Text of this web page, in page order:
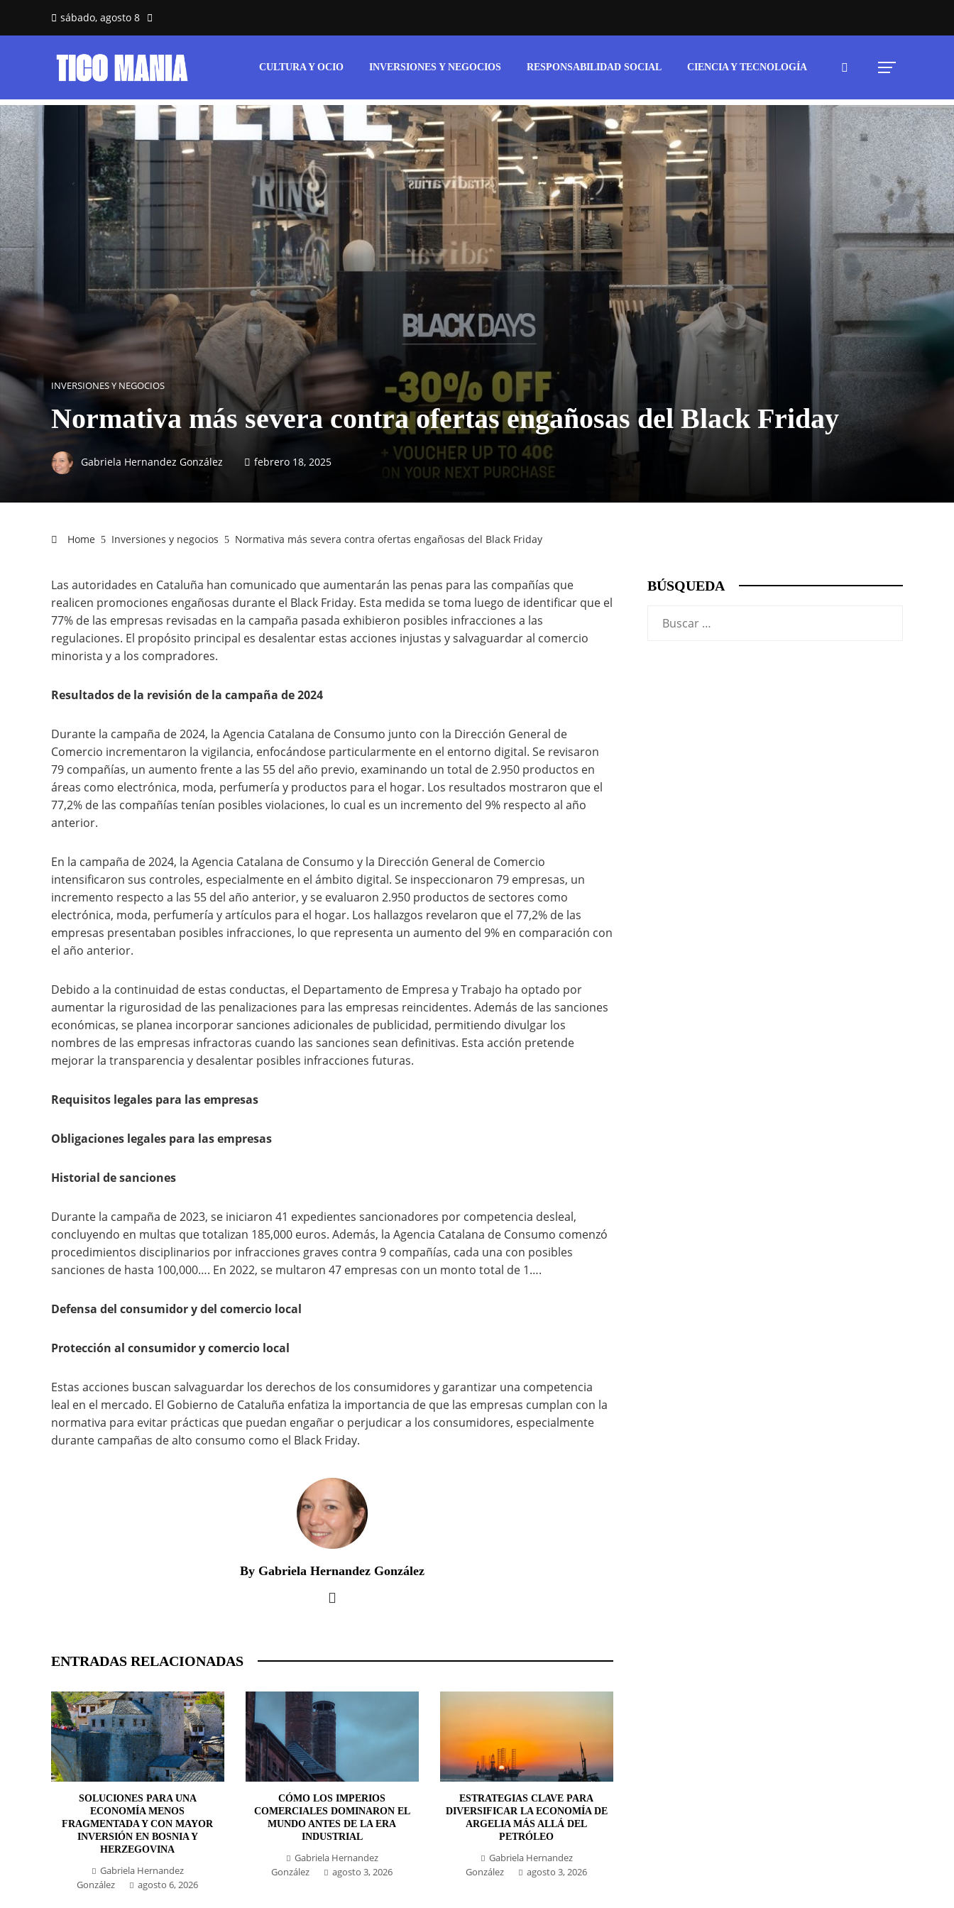
sábado, agosto 8
CULTURA Y OCIO INVERSIONES Y NEGOCIOS RESPONSABILIDAD SOCIAL CIENCIA Y TECNOLOGÍA
INVERSIONES Y NEGOCIOS
Normativa más severa contra ofertas engañosas del Black Friday
Gabriela Hernandez González febrero 18, 2025
Home Inversiones y negocios Normativa más severa contra ofertas engañosas del Black Friday
Las autoridades en Cataluña han comunicado que aumentarán las penas para las compañías que
realicen promociones engañosas durante el Black Friday. Esta medida se toma luego de identificar que el
77% de las empresas revisadas en la campaña pasada exhibieron posibles infracciones a las
regulaciones. El propósito principal es desalentar estas acciones injustas y salvaguardar al comercio
minorista y a los compradores.
Resultados de la revisión de la campaña de 2024
Durante la campaña de 2024, la Agencia Catalana de Consumo junto con la Dirección General de
Comercio incrementaron la vigilancia, enfocándose particularmente en el entorno digital. Se revisaron
79 compañías, un aumento frente a las 55 del año previo, examinando un total de 2.950 productos en
áreas como electrónica, moda, perfumería y productos para el hogar. Los resultados mostraron que el
77,2% de las compañías tenían posibles violaciones, lo cual es un incremento del 9% respecto al año
anterior.
En la campaña de 2024, la Agencia Catalana de Consumo y la Dirección General de Comercio
intensificaron sus controles, especialmente en el ámbito digital. Se inspeccionaron 79 empresas, un
incremento respecto a las 55 del año anterior, y se evaluaron 2.950 productos de sectores como
electrónica, moda, perfumería y artículos para el hogar. Los hallazgos revelaron que el 77,2% de las
empresas presentaban posibles infracciones, lo que representa un aumento del 9% en comparación con
el año anterior.
Debido a la continuidad de estas conductas, el Departamento de Empresa y Trabajo ha optado por
aumentar la rigurosidad de las penalizaciones para las empresas reincidentes. Además de las sanciones
económicas, se planea incorporar sanciones adicionales de publicidad, permitiendo divulgar los
nombres de las empresas infractoras cuando las sanciones sean definitivas. Esta acción pretende
mejorar la transparencia y desalentar posibles infracciones futuras.
Requisitos legales para las empresas
Obligaciones legales para las empresas
Historial de sanciones
Durante la campaña de 2023, se iniciaron 41 expedientes sancionadores por competencia desleal,
concluyendo en multas que totalizan 185,000 euros. Además, la Agencia Catalana de Consumo comenzó
procedimientos disciplinarios por infracciones graves contra 9 compañías, cada una con posibles
sanciones de hasta 100,000…. En 2022, se multaron 47 empresas con un monto total de 1….
Defensa del consumidor y del comercio local
Protección al consumidor y comercio local
Estas acciones buscan salvaguardar los derechos de los consumidores y garantizar una competencia
leal en el mercado. El Gobierno de Cataluña enfatiza la importancia de que las empresas cumplan con la
normativa para evitar prácticas que puedan engañar o perjudicar a los consumidores, especialmente
durante campañas de alto consumo como el Black Friday.
By Gabriela Hernandez González
ENTRADAS RELACIONADAS
SOLUCIONES PARA UNA
ECONOMÍA MENOS
FRAGMENTADA Y CON MAYOR
INVERSIÓN EN BOSNIA Y
HERZEGOVINA
Gabriela Hernandez
González
agosto 6, 2026
CÓMO LOS IMPERIOS
COMERCIALES DOMINARON EL
MUNDO ANTES DE LA ERA
INDUSTRIAL
Gabriela Hernandez
González
agosto 3, 2026
ESTRATEGIAS CLAVE PARA
DIVERSIFICAR LA ECONOMÍA DE
ARGELIA MÁS ALLÁ DEL
PETRÓLEO
Gabriela Hernandez
González
agosto 3, 2026
BÚSQUEDA